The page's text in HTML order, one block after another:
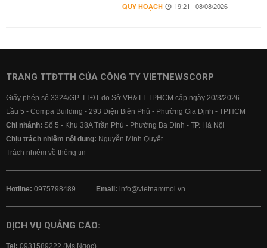
QUY HOẠCH 19:21 | 08/08/2026
TRANG TTĐTTH CỦA CÔNG TY VIETNEWSCORP
Giấy phép số 3324/GP-TTĐT do Sở VH&TT TPHCM cấp ngày 20/3/2026
Lầu 5 - Compa Building - 293 Điện Biên Phủ - Phường Gia Định - TP.HCM
Chi nhánh: Số 5 - Khu 38A Trần Phú - Phường Ba Đình - TP. Hà Nội
Chịu trách nhiệm nội dung: Nguyễn Minh Quyết
Trách nhiệm về thông tin
Hotline: 0975798489 Email: info@vietnammoi.vn
DỊCH VỤ QUẢNG CÁO:
Tel: 0931589222 (Ms Ngọc)